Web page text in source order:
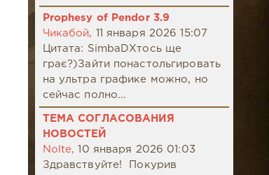
Prophesy of Pendor 3.9
Чикабой,
11 января 2026 15:07
Цитата: SimbaDХтось ще
грає?)Зайти понастольгировать
на ультра графике можно, но
сейчас полно...
ТЕМА СОГЛАСОВАНИЯ
НОВОСТЕЙ
Nolte,
10 января 2026 01:03
Здравствуйте! Покурив